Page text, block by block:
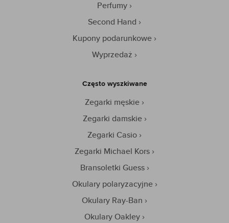
Perfumy
Second Hand
Kupony podarunkowe
Wyprzedaż
Często wyszkiwane
Zegarki męskie
Zegarki damskie
Zegarki Casio
Zegarki Michael Kors
Bransoletki Guess
Okulary polaryzacyjne
Okulary Ray-Ban
Okulary Oakley